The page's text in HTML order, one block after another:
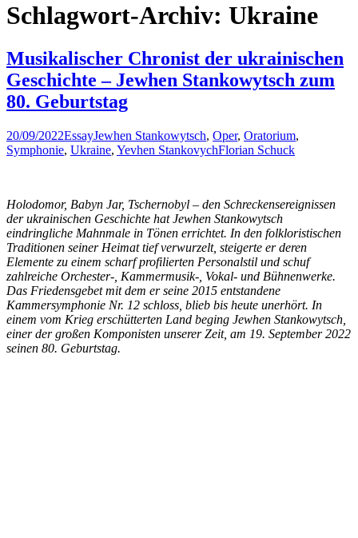
Schlagwort-Archiv: Ukraine
Musikalischer Chronist der ukrainischen
Geschichte – Jewhen Stankowytsch zum
80. Geburtstag
20/09/2022EssayJewhen Stankowytsch, Oper, Oratorium,
Symphonie, Ukraine, Yevhen StankovychFlorian Schuck
Holodomor, Babyn Jar, Tschernobyl – den Schreckensereignissen
der ukrainischen Geschichte hat Jewhen Stankowytsch
eindringliche Mahnmale in Tönen errichtet. In den folkloristischen
Traditionen seiner Heimat tief verwurzelt, steigerte er deren
Elemente zu einem scharf profilierten Personalstil und schuf
zahlreiche Orchester-, Kammermusik-, Vokal- und Bühnenwerke.
Das Friedensgebet mit dem er seine 2015 entstandene
Kammersymphonie Nr. 12 schloss, blieb bis heute unerhört. In
einem vom Krieg erschütterten Land beging Jewhen Stankowytsch,
einer der großen Komponisten unserer Zeit, am 19. September 2022
seinen 80. Geburtstag.